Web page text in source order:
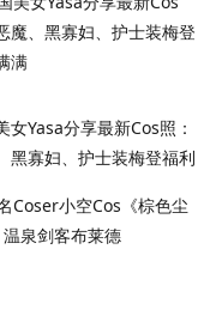
女Yasa分享最新Cos照：
黑寡妇、护士装梅登福利